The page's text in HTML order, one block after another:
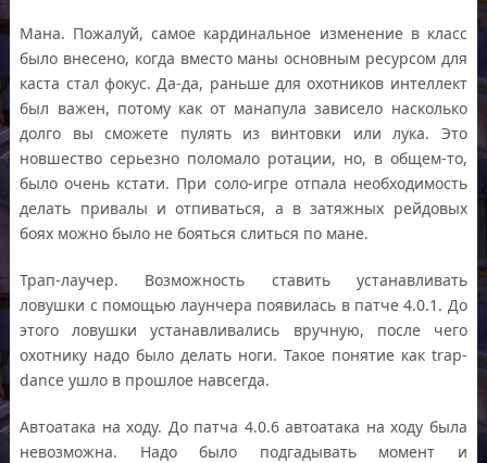
Мана. Пожалуй, самое кардинальное изменение в класс
было внесено, когда вместо маны основным ресурсом для
каста стал фокус. Да-да, раньше для охотников интеллект
был важен, потому как от манапула зависело насколько
долго вы сможете пулять из винтовки или лука. Это
новшество серьезно поломало ротации, но, в общем-то,
было очень кстати. При соло-игре отпала необходимость
делать привалы и отпиваться, а в затяжных рейдовых
боях можно было не бояться слиться по мане.
Трап-лаучер. Возможность ставить устанавливать
ловушки с помощью лаунчера появилась в патче 4.0.1. До
этого ловушки устанавливались вручную, после чего
охотнику надо было делать ноги. Такое понятие как trap-
dance ушло в прошлое навсегда.
Автоатака на ходу. До патча 4.0.6 автоатака на ходу была
невозможна. Надо было подгадывать момент и